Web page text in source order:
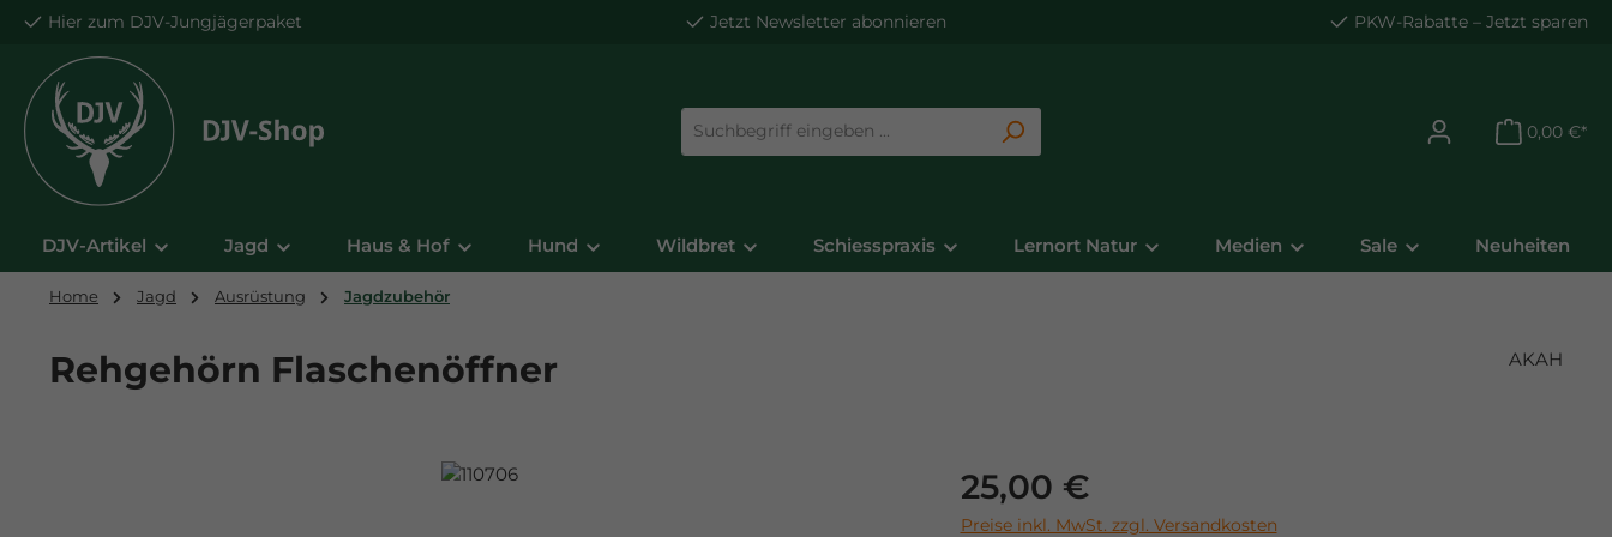
Hauptinhalt springen
Zur Suche springen
Zur Hauptnavigation springen
Hier zum DJV-Jungjägerpaket Jetzt Newsletter abonnieren PKW-Rabatte – Jetzt sparen
0,00 €*
DJV-Artikel Jagd Haus & Hof Hund Wildbret Schiesspraxis Lernort Natur Medien Sale Neuheiten
Home Jagd Ausrüstung Jagdzubehör
Rehgehörn Flaschenöffner AKAH
Regulärer Preis:
25,00 €
Preise inkl. MwSt. zzgl. Versandkosten